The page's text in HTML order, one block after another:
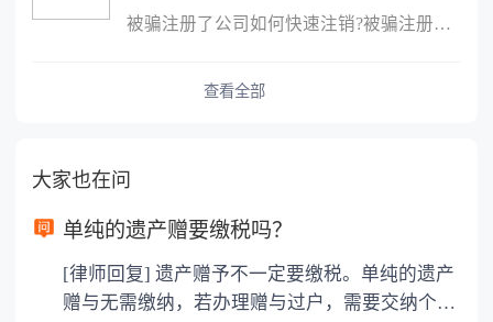
被骗注册了公司如何快速注销?被骗注册公司想注销该公司的注销流程：
查看全部
大家也在问
单纯的遗产赠要缴税吗？
[律师回复] 遗产赠予不一定要缴税。单纯的遗产
赠与无需缴纳，若办理赠与过户，需要交纳个人